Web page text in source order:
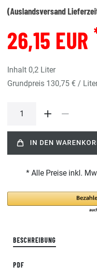
(Auslandsversand
26,15 EUR
Inhalt 0,2 Liter
Grundpreis 130,75 € /
IN DEN
* Alle Preise inkl.
BESCHREIBUNG
PDF